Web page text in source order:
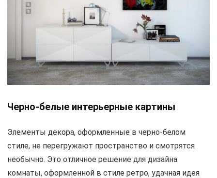
Черно-белые интерьерные картины
Элементы декора, оформленные в черно-белом
стиле, не перегружают пространство и смотрятся
необычно. Это отличное решение для дизайна
комнаты, оформленной в стиле ретро, удачная идея